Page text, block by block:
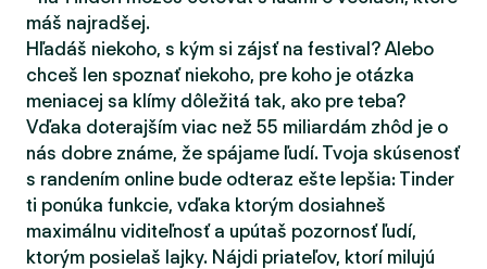
máš najradšej.
Hľadáš niekoho, s kým si zájsť na festival? Alebo
chceš len spoznať niekoho, pre koho je otázka
meniacej sa klímy dôležitá tak, ako pre teba?
Vďaka doterajším viac než 55 miliardám zhôd je o
nás dobre známe, že spájame ľudí. Tvoja skúsenosť
s randením online bude odteraz ešte lepšia: Tinder
ti ponúka funkcie, vďaka ktorým dosiahneš
maximálnu viditeľnosť a upútaš pozornosť ľudí,
ktorým posielaš lajky. Nájdi priateľov, ktorí milujú